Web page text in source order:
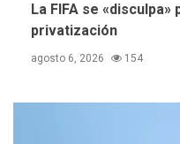
La FIFA se
privatización
agosto 6, 2026 154